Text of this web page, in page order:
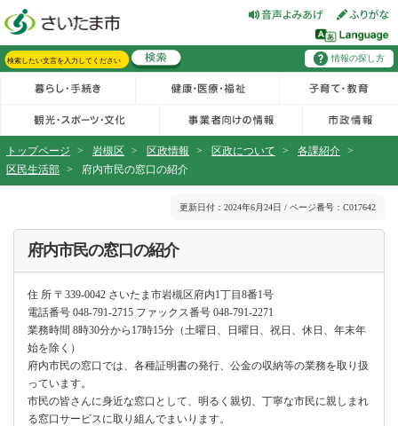
情報の探し方
トップページ > 岩槻区 > 区政情報 > 区政について > 各課紹介 >
区民生活部 > 府内市民の窓口の紹介
更新日付：2024年6月24日 / ページ番号：C017642
府内市民の窓口の紹介
住 所 〒339-0042 さいたま市岩槻区府内1丁目8番1号
電話番号 048-791-2715 ファックス番号 048-791-2271
業務時間 8時30分から17時15分（土曜日、日曜日、祝日、休日、年末年
始を除く）
府内市民の窓口では、各種証明書の発行、公金の収納等の業務を取り扱
っています。
市民の皆さんに身近な窓口として、明るく親切、丁寧な市民に親しまれ
る窓口サービスに取り組んでまいります。